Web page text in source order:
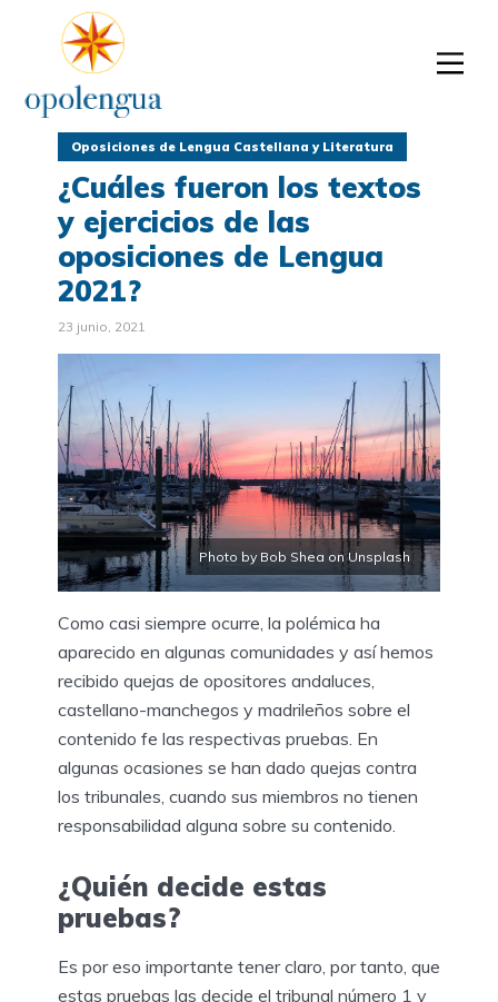
Oposiciones de Lengua Castellana y Literatura
¿Cuáles fueron los textos
y ejercicios de las
oposiciones de Lengua
2021?
23 junio, 2021
Photo by Bob Shea on Unsplash
Como casi siempre ocurre, la polémica ha
aparecido en algunas comunidades y así hemos
recibido quejas de opositores andaluces,
castellano-manchegos y madrileños sobre el
contenido fe las respectivas pruebas. En
algunas ocasiones se han dado quejas contra
los tribunales, cuando sus miembros no tienen
responsabilidad alguna sobre su contenido.
¿Quién decide estas
pruebas?
Es por eso importante tener claro, por tanto, que
estas pruebas las decide el tribunal número 1 y